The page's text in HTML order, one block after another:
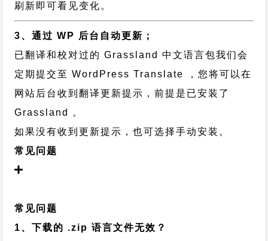
刷新即可看见变化。
3、通过 WP 后台自动更新；
已翻译和校对过的 Grassland 中文语言包我们会
定期提交至 WordPress Translate ，您将可以在
网站后台收到翻译更新提示，前提是已安装了
Grassland 。
如果没有收到更新提示，也可选择手动安装。
常见问题
常见问题
1、下载的 .zip 语言文件无效？